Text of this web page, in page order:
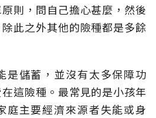
則，問自己擔心甚麼，然後
此之外其他的險種都是多餘
是儲蓄，並沒有太多保障功
這險種。最常見的是小孩年
庭主要經濟來源者失能或身